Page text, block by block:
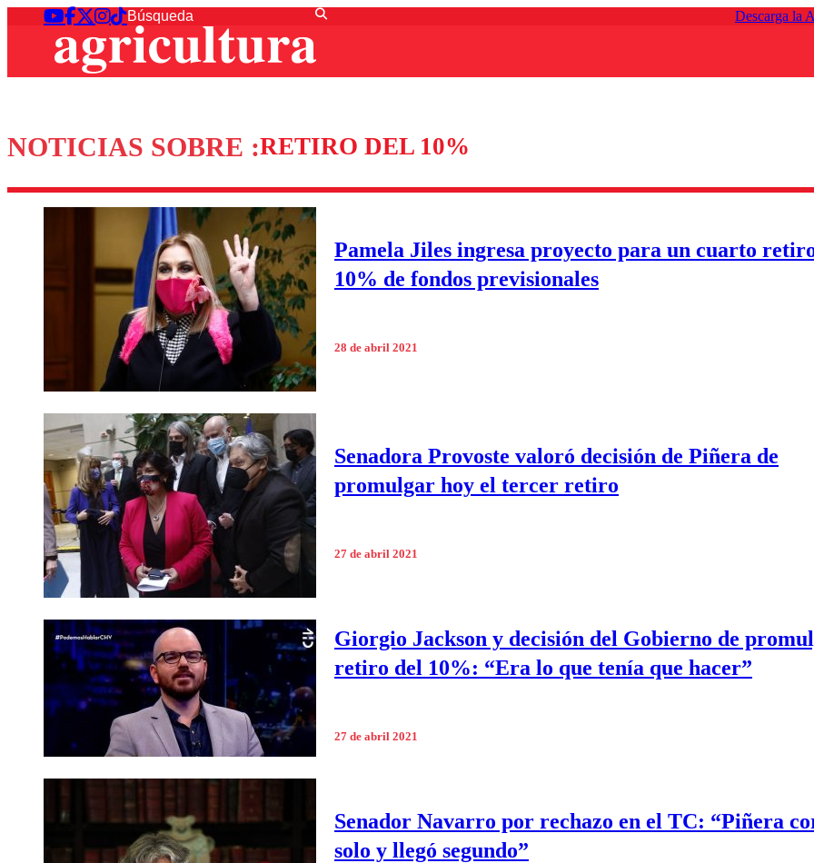
Descarga la
NOTICIAS SOBRE :RETIRO DEL 10%
Pamela Jiles ingresa proyecto para un cuarto
10% de fondos previsionales
28 de abril 2021
Senadora Provoste valoró decisión de Piñera de
promulgar hoy el tercer retiro
27 de abril 2021
Giorgio Jackson y decisión del Gobierno de
retiro del 10%: “Era lo que tenía que hacer”
27 de abril 2021
Senador Navarro por rechazo en el TC: “Piñera
solo y llegó segundo”